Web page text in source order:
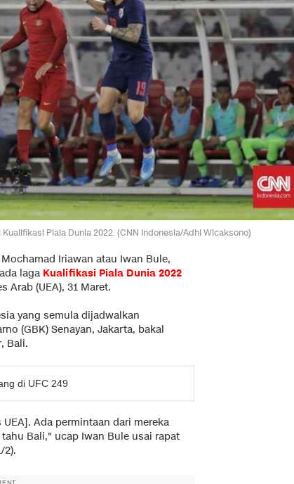
Piala Dunia 2022. (CNN Indonesia/Adhi Wicaksono)
Mochamad Iriawan atau Iwan Bule,
laga Kualifikasi Piala Dunia 2022
Arab (UEA), 31 Maret.
yang semula dijadwalkan
(GBK) Senayan, Jakarta, bakal
Bali.
di UFC 249
Ada permintaan dari mereka
Bali," ucap Iwan Bule usai rapat
2).